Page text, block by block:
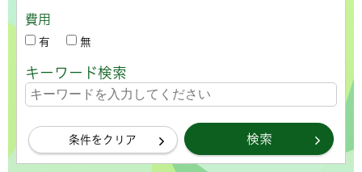
費用
有 無
キーワード検索
条件をクリア